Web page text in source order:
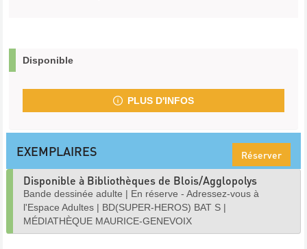
Disponible
PLUS D'INFOS
EXEMPLAIRES Réserver
Disponible à Bibliothèques de Blois/Agglopolys
Bande dessinée adulte | En réserve - Adressez-vous à
l'Espace Adultes | BD(SUPER-HEROS) BAT S |
MÉDIATHÈQUE MAURICE-GENEVOIX